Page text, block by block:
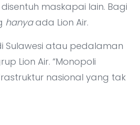
maskapai lain. Bagi
hanyaada Lion Air.
Sulawesi atau pedalaman
Lion Air. “Monopoli
nasional yang tak